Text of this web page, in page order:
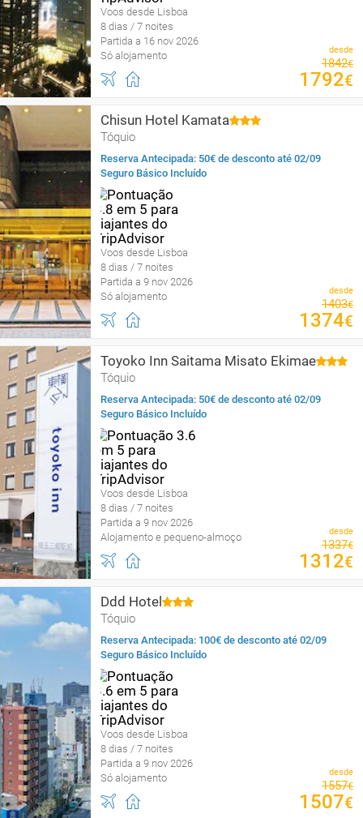
Voos desde Lisboa
8 dias / 7 noites
Partida a 16 nov 2026
Só alojamento
desde
1842€
1792€
Chisun Hotel Kamata
Tóquio
Reserva Antecipada: 50€ de desconto até 02/09
Seguro Básico Incluído
Voos desde Lisboa
8 dias / 7 noites
Partida a 9 nov 2026
Só alojamento
desde
1403€
1374€
Toyoko Inn Saitama Misato Ekimae
Tóquio
Reserva Antecipada: 50€ de desconto até 02/09
Seguro Básico Incluído
Voos desde Lisboa
8 dias / 7 noites
Partida a 9 nov 2026
Alojamento e pequeno-almoço
desde
1337€
1312€
Ddd Hotel
Tóquio
Reserva Antecipada: 100€ de desconto até 02/09
Seguro Básico Incluído
Voos desde Lisboa
8 dias / 7 noites
Partida a 9 nov 2026
Só alojamento
desde
1557€
1507€